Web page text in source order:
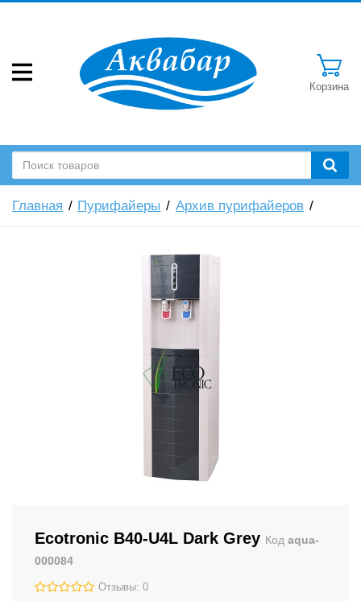
Корзина
Главная Пурифайеры Архив пурифайеров
Ecotronic B40-U4L Dark Grey Код aqua-
000084
Отзывы: 0